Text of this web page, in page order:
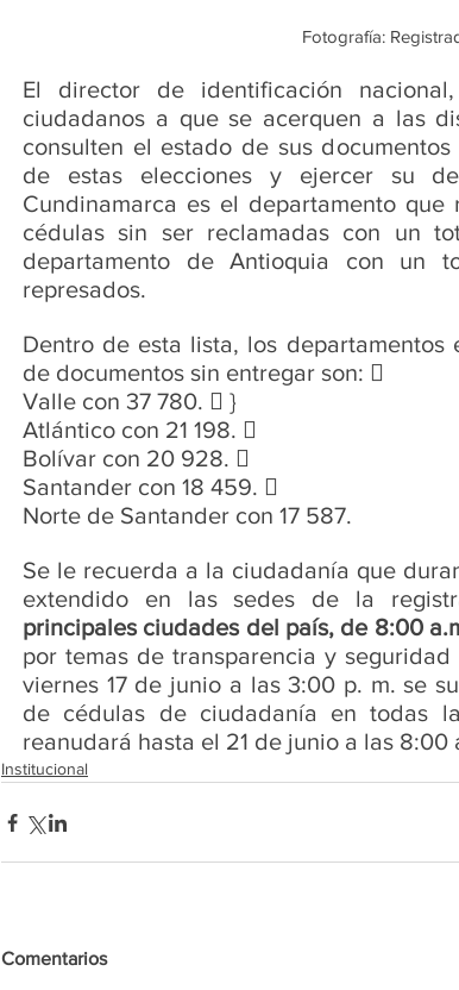
Fotografía:
El director de identificación
ciudadanos a que se acerquen a las
consulten el estado de sus
de estas elecciones y ejercer su
Cundinamarca es el departamento
cédulas sin ser reclamadas con un
departamento de Antioquia con un
represados.
Dentro de esta lista, los
de documentos sin entregar son: 
Valle con 37 780.  }
Atlántico con 21 198. 
Bolívar con 20 928. 
Santander con 18 459. 
Norte de Santander con 17 587.
Se le recuerda a la ciudadanía que
extendido en las sedes de la
principales ciudades del país, de 8:00
por temas de transparencia y
viernes 17 de junio a las 3:00 p. m. se
de cédulas de ciudadanía en todas
reanudará hasta el 21 de junio a las 8:00
Institucional
Comentarios